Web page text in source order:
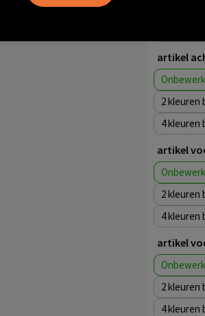
artikel
2
4
artikel
2
4
artikel
2
4